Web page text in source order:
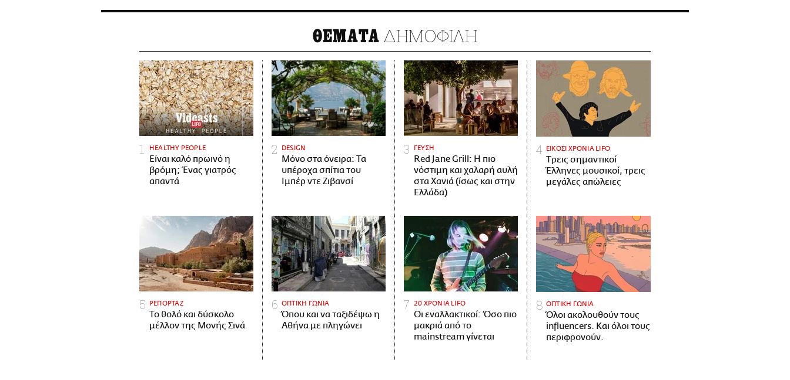
ΘΕΜΑΤΑ ΔΗΜΟΦΙΛΗ
HEALTHY PEOPLE
Είναι καλό πρωινό η
βρόμη; Ένας γιατρός
απαντά
DESIGN
Μόνο στα όνειρα: Τα
υπέροχα σπίτια του
Ιμπέρ ντε Ζιβανσί
ΓΕΥΣΗ
Red Jane Grill: Η πιο
νόστιμη και χαλαρή αυλή
στα Χανιά (ίσως και στην
Ελλάδα)
ΕΙΚΟΣΙ ΧΡΟΝΙΑ LIFO
Tρεις σημαντικοί
Έλληνες μουσικοί, τρεις
μεγάλες απώλειες
ΡΕΠΟΡΤΑΖ
Το θολό και δύσκολο
μέλλον της Μονής Σινά
ΟΠΤΙΚΗ ΓΩΝΙΑ
Όπου και να ταξιδέψω η
Αθήνα με πληγώνει
20 ΧΡΟΝΙΑ LIFO
Οι εναλλακτικοί: Όσο πιο
μακριά από το
mainstream γίνεται
ΟΠΤΙΚΗ ΓΩΝΙΑ
Όλοι ακολουθούν τους
influencers. Και όλοι τους
περιφρονούν.